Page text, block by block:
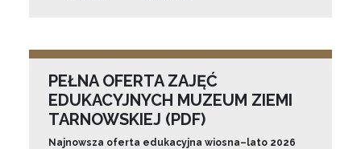
PEŁNA OFERTA ZAJĘĆ
EDUKACYJNYCH MUZEUM ZIEMI
TARNOWSKIEJ (PDF)
Najnowsza oferta edukacyjna wiosna–lato 2026